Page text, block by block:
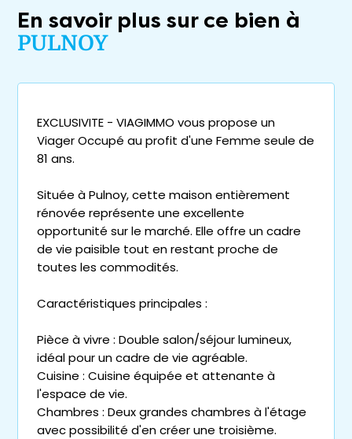
En savoir plus sur ce bien à
PULNOY
EXCLUSIVITE - VIAGIMMO vous propose un
Viager Occupé au profit d'une Femme seule de
81 ans.
Située à Pulnoy, cette maison entièrement
rénovée représente une excellente
opportunité sur le marché. Elle offre un cadre
de vie paisible tout en restant proche de
toutes les commodités.
Caractéristiques principales :
Pièce à vivre : Double salon/séjour lumineux,
idéal pour un cadre de vie agréable.
Cuisine : Cuisine équipée et attenante à
l'espace de vie.
Chambres : Deux grandes chambres à l'étage
avec possibilité d'en créer une troisième.